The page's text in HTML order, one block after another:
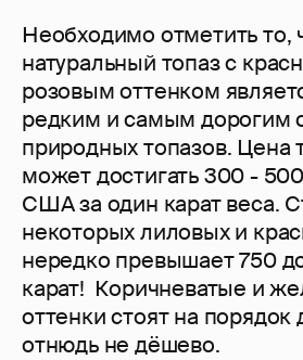
Необходимо отметить то,
натуральный топаз с
розовым оттенком
редким и самым дорогим
природных топазов. Цена
может достигать 300 -
США за один карат веса.
некоторых лиловых и
нередко превышает 750
карат! Коричневатые и
оттенки стоят на
отнюдь не дёшево.